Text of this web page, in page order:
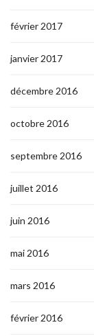
février 2017
janvier 2017
décembre 2016
octobre 2016
septembre 2016
juillet 2016
juin 2016
mai 2016
mars 2016
février 2016